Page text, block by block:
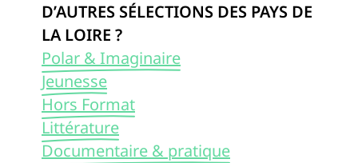
D’AUTRES SÉLECTIONS DES PAYS DE
LA LOIRE ?
Polar & Imaginaire
Jeunesse
Hors Format
Littérature
Documentaire & pratique